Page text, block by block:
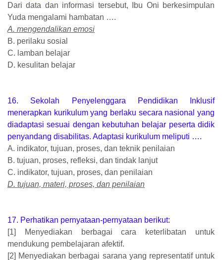
Dari data dan informasi tersebut, Ibu Oni berkesimpulan
Yuda mengalami hambatan ….
A. mengendalikan emosi
B. perilaku sosial
C. lamban belajar
D. kesulitan belajar
16. Sekolah Penyelenggara Pendidikan Inklusif
menerapkan kurikulum yang berlaku secara nasional yang
diadaptasi sesuai dengan kebutuhan belajar peserta didik
penyandang disabilitas. Adaptasi kurikulum meliputi ….
A. indikator, tujuan, proses, dan teknik penilaian
B. tujuan, proses, refleksi, dan tindak lanjut
C. indikator, tujuan, proses, dan penilaian
D. tujuan, materi, proses, dan penilaian
17. Perhatikan pernyataan-pernyataan berikut:
[1] Menyediakan berbagai cara keterlibatan untuk
mendukung pembelajaran afektif.
[2] Menyediakan berbagai sarana yang representatif untuk